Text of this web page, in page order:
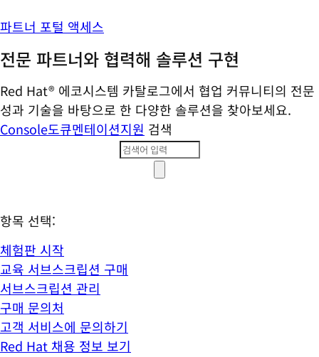
파트너 포털 액세스
전문 파트너와 협력해 솔루션 구현
Red Hat® 에코시스템 카탈로그에서 협업 커뮤니티의 전문
성과 기술을 바탕으로 한 다양한 솔루션을 찾아보세요.
Console도큐멘테이션지원 검색
항목 선택:
체험판 시작
교육 서브스크립션 구매
서브스크립션 관리
구매 문의처
고객 서비스에 문의하기
Red Hat 채용 정보 보기